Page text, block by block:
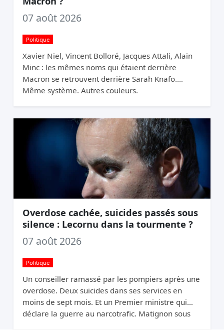
07 août 2026
Politique
Xavier Niel, Vincent Bolloré, Jacques Attali, Alain
Minc : les mêmes noms qui étaient derrière
Macron se retrouvent derrière Sarah Knafo.
Même système. Autres couleurs.
Overdose cachée, suicides passés sous
silence : Lecornu dans la tourmente ?
07 août 2026
Politique
Un conseiller ramassé par les pompiers après une
overdose. Deux suicides dans ses services en
moins de sept mois. Et un Premier ministre qui
déclare la guerre au narcotrafic. Matignon sous